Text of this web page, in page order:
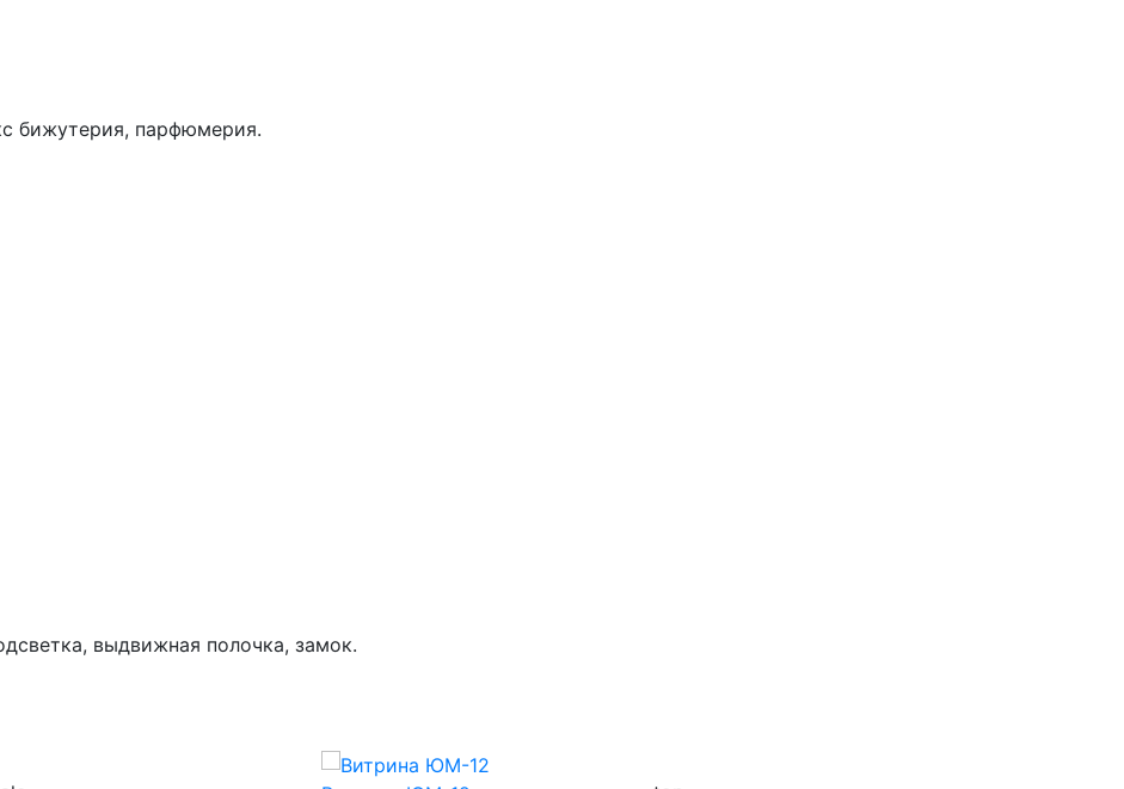
бижутерия, парфюмерия.
выдвижная полочка, замок.